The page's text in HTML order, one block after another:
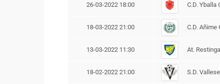
26-03-2022 18:00 C.D. Yballa
18-03-2022 21:00 C.D. Añime
13-03-2022 11:30 At. Restinga
18-02-2022 21:00 S.D.